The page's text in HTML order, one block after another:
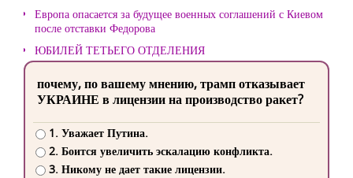
Европа опасается за будущее военных соглашений с Киевом
после отставки Федорова
ЮБИЛЕЙ ТЕТЬЕГО ОТДЕЛЕНИЯ
почему, по вашему мнению, трамп отказывает
УКРАИНЕ в лицензии на производство ракет?
1. Уважает Путина.
2. Боится увеличить эскалацию конфликта.
3. Никому не дает такие лицензии.